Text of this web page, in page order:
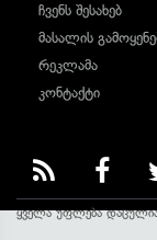
ჩვენს შესახებ
მასალის
რეკლამა
კონტაქტი
ყველა უფლება